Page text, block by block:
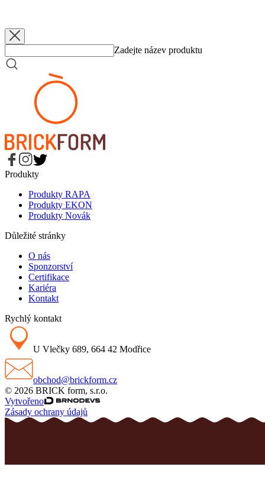
RAPA
RAPA
Zadejte název produktu
Produkty
Produkty RAPA
Produkty EKON
Produkty Novák
Důležité stránky
O nás
Sponzorství
Certifikace
Kariéra
Kontakt
Rychlý kontakt
U Vlečky 689, 664 42 Modřice
obchod@brickform.cz
© 2026 BRICK form, s.r.o.
Vytvořeno
Zásady ochrany údajů